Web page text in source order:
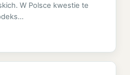
W Polsce kwestie te